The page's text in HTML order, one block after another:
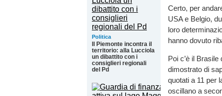
Politica
Il Piemonte incontra il
territorio: alla Lucciola
un dibattito con i
consiglieri regionali
del Pd
Certo, per
USA e Belgio,
loro
hanno dovuto
Poi c’è il
dimostrato di
quotati a 11 per
oscillano a